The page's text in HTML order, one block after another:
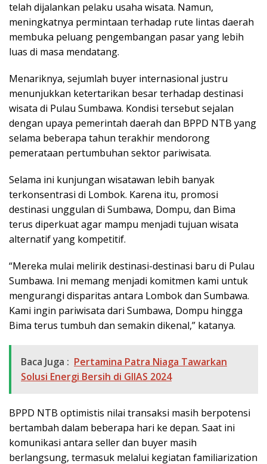
telah dijalankan pelaku usaha wisata. Namun,
meningkatnya permintaan terhadap rute lintas daerah
membuka peluang pengembangan pasar yang lebih
luas di masa mendatang.
Menariknya, sejumlah buyer internasional justru
menunjukkan ketertarikan besar terhadap destinasi
wisata di Pulau Sumbawa. Kondisi tersebut sejalan
dengan upaya pemerintah daerah dan BPPD NTB yang
selama beberapa tahun terakhir mendorong
pemerataan pertumbuhan sektor pariwisata.
Selama ini kunjungan wisatawan lebih banyak
terkonsentrasi di Lombok. Karena itu, promosi
destinasi unggulan di Sumbawa, Dompu, dan Bima
terus diperkuat agar mampu menjadi tujuan wisata
alternatif yang kompetitif.
“Mereka mulai melirik destinasi-destinasi baru di Pulau
Sumbawa. Ini memang menjadi komitmen kami untuk
mengurangi disparitas antara Lombok dan Sumbawa.
Kami ingin pariwisata dari Sumbawa, Dompu hingga
Bima terus tumbuh dan semakin dikenal,” katanya.
Baca Juga : Pertamina Patra Niaga Tawarkan
Solusi Energi Bersih di GIIAS 2024
BPPD NTB optimistis nilai transaksi masih berpotensi
bertambah dalam beberapa hari ke depan. Saat ini
komunikasi antara seller dan buyer masih
berlangsung, termasuk melalui kegiatan familiarization